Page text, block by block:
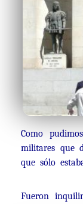
Como
militares que
que sólo
Fueron